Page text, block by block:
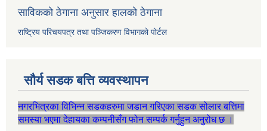
साविकको ठेगाना अनुसार हालको ठेगाना
राष्ट्रिय परिचयपत्र तथा पञ्जिकरण विभागको पोर्टल
सौर्य सडक बत्ति व्यवस्थापन
नगरभित्रका विभिन्न सडकहरुमा जडान गरिएका सडक सोलार बत्तिमा
समस्या भएमा देहायका कम्पनीसँग फोन सम्पर्क गर्नुहुन अनुरोध छ ।